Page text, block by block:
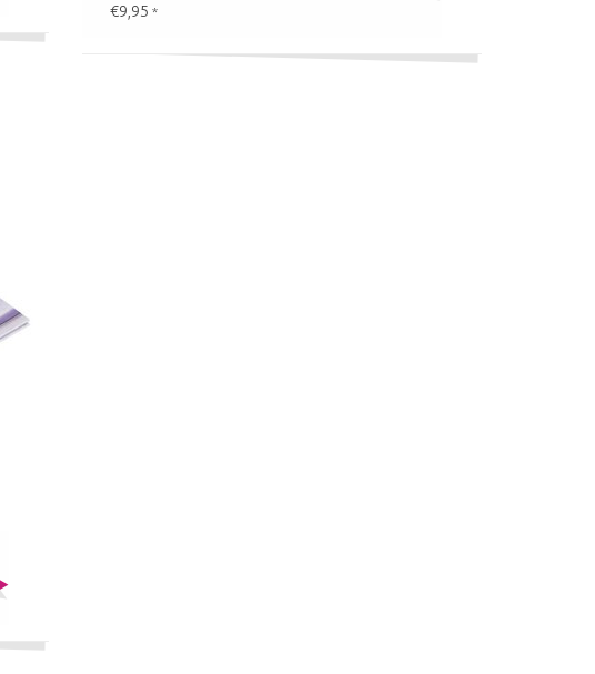
€9,95 *